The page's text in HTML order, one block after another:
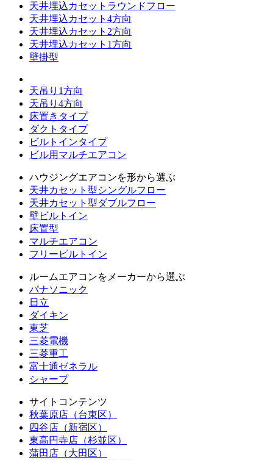
天井埋込カセットラウンドフロー
天井埋込カセット4方向
天井埋込カセット2方向
天井埋込カセット1方向
壁掛型
天吊り1方向
天吊り4方向
床置きタイプ
ダクトタイプ
ビルトインタイプ
ビル用マルチエアコン
ハウジングエアコンを形から選ぶ
天井カセット型シングルフロー
天井カセット型ダブルフロー
壁ビルトイン
床置型
マルチエアコン
フリービルトイン
ルームエアコンをメーカーから選ぶ
パナソニック
日立
ダイキン
東芝
三菱電機
三菱重工
富士通ゼネラル
シャープ
サイトコンテンツ
秋葉原店（台東区）
四谷店（新宿区）
東高円寺店（杉並区）
蒲田店（大田区）